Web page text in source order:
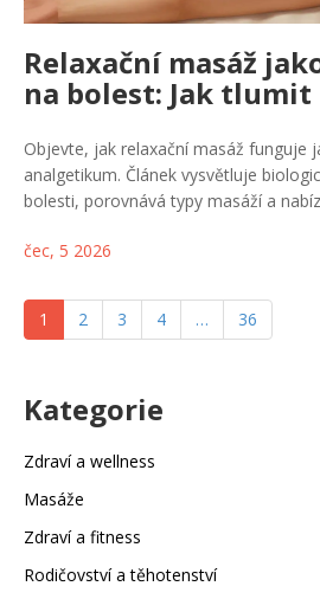
Relaxační masáž
na bolest: Jak tlumit
svalové křeče
Objevte, jak relaxační masáž funguje
analgetikum. Článek vysvětluje
bolesti, porovnává typy masáží a
čec, 5 2026
1 2 3 4 … 36
Kategorie
Zdraví a wellness
Masáže
Zdraví a fitness
Rodičovství a těhotenství